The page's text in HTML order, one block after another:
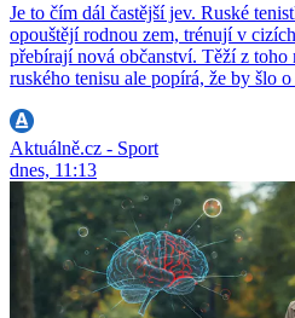
Je to čím dál častější jev. Ruské
opouštějí rodnou zem, trénují v
přebírají nová občanství. Těží z toho
ruského tenisu ale popírá, že by šlo
Aktuálně.cz - Sport
dnes, 11:13